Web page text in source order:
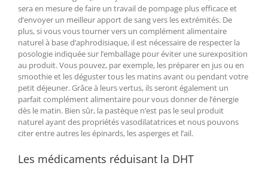
sera en mesure de faire un travail de pompage plus efficace et
d’envoyer un meilleur apport de sang vers les extrémités. De
plus, si vous vous tourner vers un complément alimentaire
naturel à base d’aphrodisiaque, il est nécessaire de respecter la
posologie indiquée sur l’emballage pour éviter une surexposition
au produit. Vous pouvez, par exemple, les préparer en jus ou en
smoothie et les déguster tous les matins avant ou pendant votre
petit déjeuner. Grâce à leurs vertus, ils seront également un
parfait complément alimentaire pour vous donner de l’énergie
dès le matin. Bien sûr, la pastèque n’est pas le seul produit
naturel ayant des propriétés vasodilatatrices et nous pouvons
citer entre autres les épinards, les asperges et l’ail.
Les médicaments réduisant la DHT